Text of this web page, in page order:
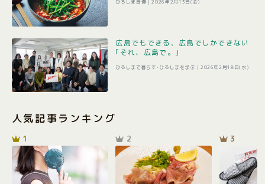
ひろしま自慢 |2026年2月13日(金)
広島でもできる、広島でしかできない
｢それ、広島で。｣
ひろしまで暮らす･ひろしまを学ぶ | 2026年2月18日(水)
人気記事ランキング
1 2 3